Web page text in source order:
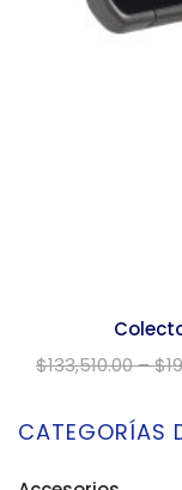
$133,510.00–$
CATEGORÍAS